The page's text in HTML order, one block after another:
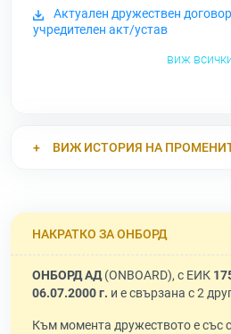
Актуален дружествен
учредителен акт/устав
виж
ВИЖ ИСТОРИЯ НА
НАКРАТКО ЗА ОНБОРД
ОНБОРД АД(ONBOARD), с ЕИК
06.07.2000 г. и е свързана с 2
Към момента дружеството е със